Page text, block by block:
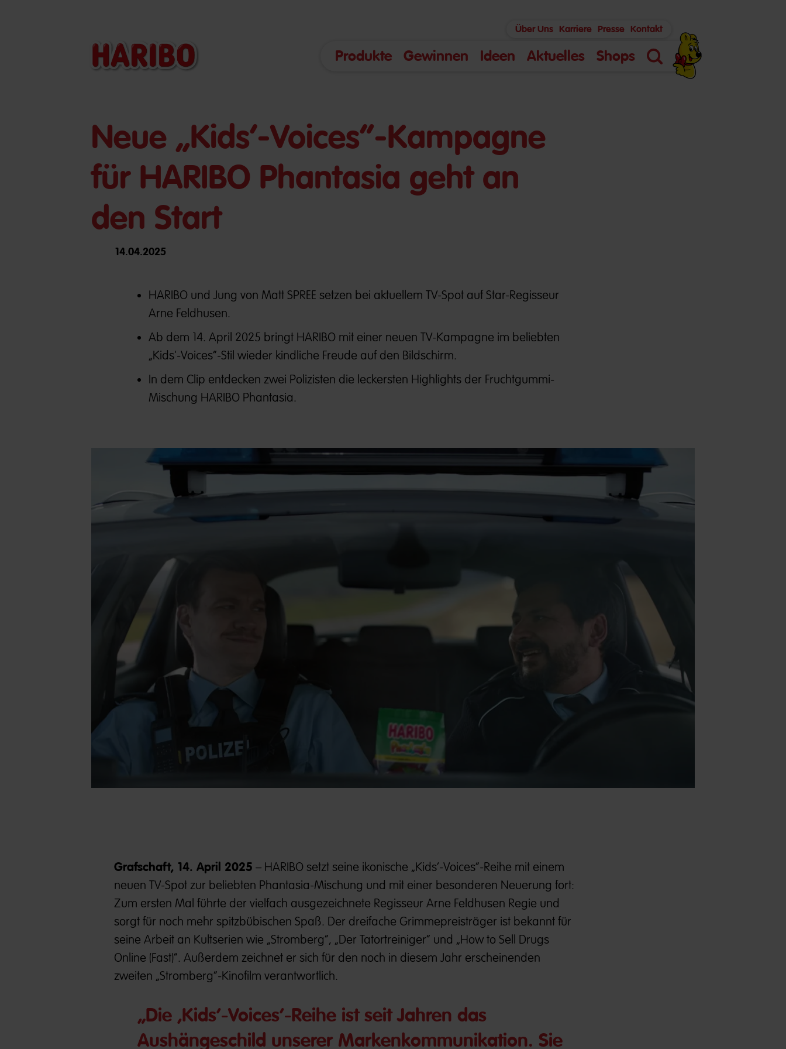
Produkte Gewinnen Ideen Aktuelles Shops
Suche
Über Uns Karriere Presse Kontakt
Neue „Kids‘-Voices“-Kampagne
für HARIBO Phantasia geht an
den Start
14.04.2025
HARIBO und Jung von Matt SPREE setzen bei aktuellem TV-Spot auf Star-Regisseur
Arne Feldhusen.
Ab dem 14. April 2025 bringt HARIBO mit einer neuen TV-Kampagne im beliebten
„Kids'-Voices“-Stil wieder kindliche Freude auf den Bildschirm.
In dem Clip entdecken zwei Polizisten die leckersten Highlights der Fruchtgummi-
Mischung HARIBO Phantasia.
Grafschaft, 14. April 2025 – HARIBO setzt seine ikonische „Kids‘-Voices“-Reihe mit einem
neuen TV-Spot zur beliebten Phantasia-Mischung und mit einer besonderen Neuerung fort:
Zum ersten Mal führte der vielfach ausgezeichnete Regisseur Arne Feldhusen Regie und
sorgt für noch mehr spitzbübischen Spaß. Der dreifache Grimmepreisträger ist bekannt für
seine Arbeit an Kultserien wie „Stromberg“, „Der Tatortreiniger“ und „How to Sell Drugs
Online (Fast)“. Außerdem zeichnet er sich für den noch in diesem Jahr erscheinenden
zweiten „Stromberg“-Kinofilm verantwortlich.
„Die ‚Kids‘-Voices‘-Reihe ist seit Jahren das
Aushängeschild unserer Markenkommunikation. Sie